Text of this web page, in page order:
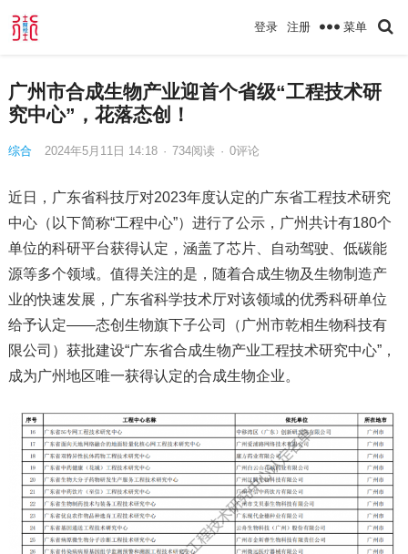
登录 注册 菜单
广州市合成生物产业迎首个省级“工程技术研
究中心”，花落态创！
综合 2024年5月11日 14:18 · 734阅读 · 0评论
近日，广东省科技厅对2023年度认定的广东省工程技术研究
中心（以下简称“工程中心”）进行了公示，广州共计有180个
单位的科研平台获得认定，涵盖了芯片、自动驾驶、低碳能
源等多个领域。值得关注的是，随着合成生物及生物制造产
业的快速发展，广东省科学技术厅对该领域的优秀科研单位
给予认定——态创生物旗下子公司（广州市乾相生物科技有
限公司）获批建设“广东省合成生物产业工程技术研究中心”，
成为广州地区唯一获得认定的合成生物企业。